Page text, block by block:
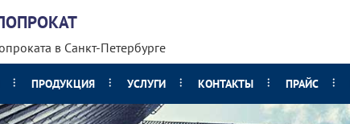
в Санкт-Петербурге
ПРОДУКЦИЯ УСЛУГИ КОНТАКТЫ ПРАЙС